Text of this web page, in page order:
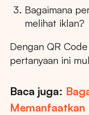
Bagaimana
melihat iklan?
Dengan QR
pertanyaan ini
Baca juga:
Memanfaatkan